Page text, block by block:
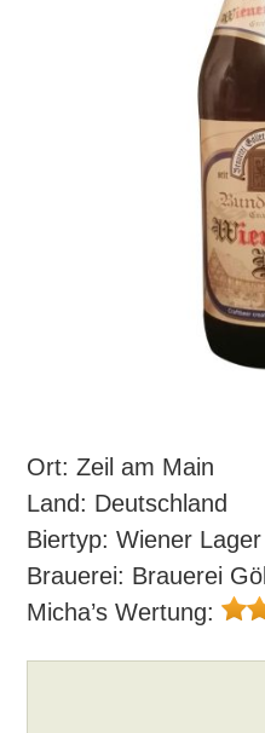
Ort: Zeil am Main
Land: Deutschland
Biertyp: Wiener Lager
Brauerei: Brauerei
Micha’s Wertung: